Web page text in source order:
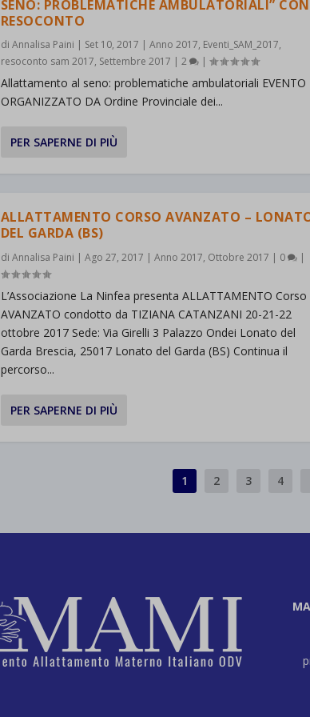
SENO: PROBLEMATICHE AMBULATORIALI” CON
RESOCONTO
di Annalisa Paini | Set 10, 2017 | Anno 2017, Eventi_SAM_2017,
resoconto sam 2017, Settembre 2017 | 2 |
Allattamento al seno: problematiche ambulatoriali EVENTO
ORGANIZZATO DA Ordine Provinciale dei...
PER SAPERNE DI PIÙ
ALLATTAMENTO CORSO AVANZATO –
DEL GARDA (BS)
di Annalisa Paini | Ago 27, 2017 | Anno 2017, Ottobre 2017 | 0 |
L’Associazione La Ninfea presenta ALLATTAMENTO Corso
AVANZATO condotto da TIZIANA CATANZANI 20-21-22
ottobre 2017 Sede: Via Girelli 3 Palazzo Ondei Lonato del
Garda Brescia, 25017 Lonato del Garda (BS) Continua il
percorso...
PER SAPERNE DI PIÙ
1 2 3 4